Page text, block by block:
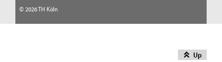
Up
© 2026 TH Köln